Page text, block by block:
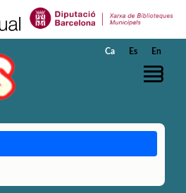
Ca Es En